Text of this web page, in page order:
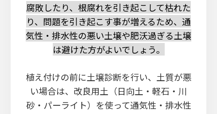
腐敗したり、根腐れを引き起こして枯れた
り、問題を引き起こす事が増えるため、通
気性・排水性の悪い土壌や肥沃過ぎる土壌
は避けた方がよいでしょう。
植え付けの前に土壌診断を行い、土質が悪
い場合は、改良用土（日向土・軽石・川
砂・パーライト）を使って通気性・排水性